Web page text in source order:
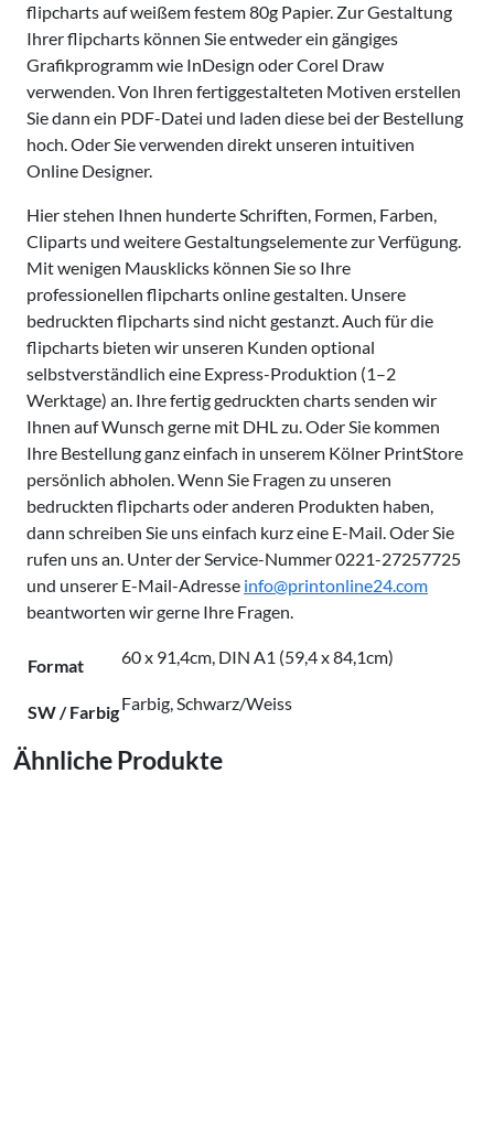
flipcharts auf weißem festem 80g Papier. Zur Gestaltung
Ihrer flipcharts können Sie entweder ein gängiges
Grafikprogramm wie InDesign oder Corel Draw
verwenden. Von Ihren fertiggestalteten Motiven erstellen
Sie dann ein PDF-Datei und laden diese bei der Bestellung
hoch. Oder Sie verwenden direkt unseren intuitiven
Online Designer.
Hier stehen Ihnen hunderte Schriften, Formen, Farben,
Cliparts und weitere Gestaltungselemente zur Verfügung.
Mit wenigen Mausklicks können Sie so Ihre
professionellen flipcharts online gestalten. Unsere
bedruckten flipcharts sind nicht gestanzt. Auch für die
flipcharts bieten wir unseren Kunden optional
selbstverständlich eine Express-Produktion (1–2
Werktage) an. Ihre fertig gedruckten charts senden wir
Ihnen auf Wunsch gerne mit DHL zu. Oder Sie kommen
Ihre Bestellung ganz einfach in unserem Kölner PrintStore
persönlich abholen. Wenn Sie Fragen zu unseren
bedruckten flipcharts oder anderen Produkten haben,
dann schreiben Sie uns einfach kurz eine E-Mail. Oder Sie
rufen uns an. Unter der Service-Nummer 0221-27257725
und unserer E-Mail-Adresse info@printonline24.com
beantworten wir gerne Ihre Fragen.
Format 60 x 91,4cm, DIN A1 (59,4 x 84,1cm)
SW / FarbigFarbig, Schwarz/Weiss
Ähnliche Produkte